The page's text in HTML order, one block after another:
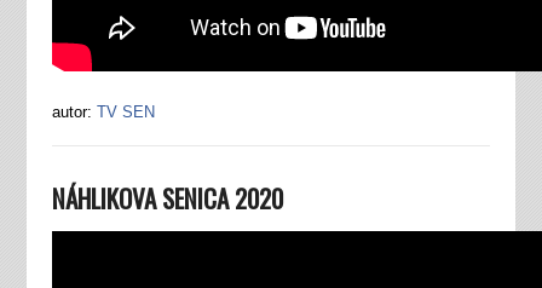
autor: TV SEN
NÁHLIKOVA SENICA 2020